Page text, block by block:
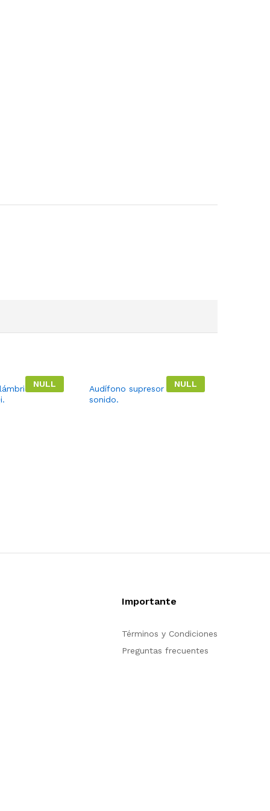
NULL
con
NULL
Audífono supresor del
sonido.
Importante
Términos y Condiciones
Preguntas frecuentes